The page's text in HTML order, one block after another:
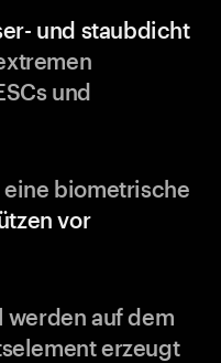
und staubdicht
und
eine biometrische
vor
werden auf dem
erzeugt